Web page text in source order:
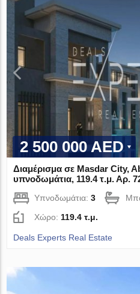
2 500 000 AED
Διαμέρισμα σε Masdar City,
υπνοδωμάτια, 119.4 τ.μ. Αρ.
Υπνοδωμάτια:3
Χώρο: 119.4 τ.μ.
Deals Experts Real Estate